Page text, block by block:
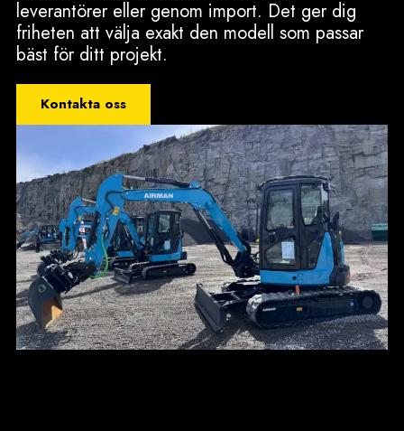
leverantörer eller genom import. Det ger dig
friheten att välja exakt den modell som passar
bäst för ditt projekt.
Kontakta oss